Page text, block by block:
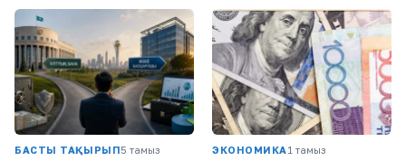
БАСТЫ ТАҚЫРЫП5 тамыз ЭКОНОМИКА1 тамыз